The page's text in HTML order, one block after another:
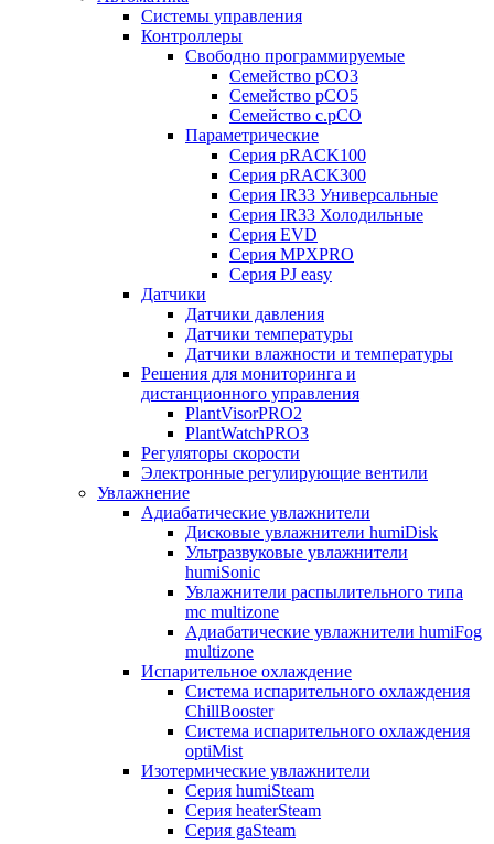
Системы управления
Контроллеры
Свободно программируемые
Семейство pCO3
Семейство pCO5
Семейство c.pCO
Параметрические
Серия pRACK100
Серия pRACK300
Серия IR33 Универсальные
Серия IR33 Холодильные
Серия EVD
Серия MPXPRO
Серия PJ easy
Датчики
Датчики давления
Датчики температуры
Датчики влажности и температуры
Решения для мониторинга и
дистанционного управления
PlantVisorPRO2
PlantWatchPRO3
Регуляторы скорости
Электронные регулирующие вентили
Увлажнение
Адиабатические увлажнители
Дисковые увлажнители humiDisk
Ультразвуковые увлажнители
humiSonic
Увлажнители распылительного типа
mc multizone
Адиабатические увлажнители humiFog
multizone
Испарительное охлаждение
Система испарительного охлаждения
ChillBooster
Система испарительного охлаждения
optiMist
Изотермические увлажнители
Серия humiSteam
Серия heaterSteam
Серия gaSteam